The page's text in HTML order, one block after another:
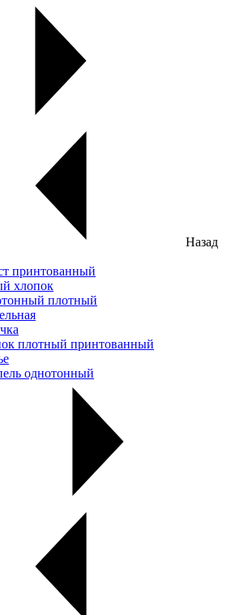
Назад
принтованный
хлопок
плотный
плотный принтованный
однотонный